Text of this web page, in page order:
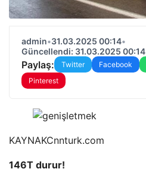
admin•31.03.2025 00:14•
Güncellendi: 31.03.2025 00:14
Paylaş: Twitter Facebook
Pinterest
KAYNAKCnnturk.com
146T durur!